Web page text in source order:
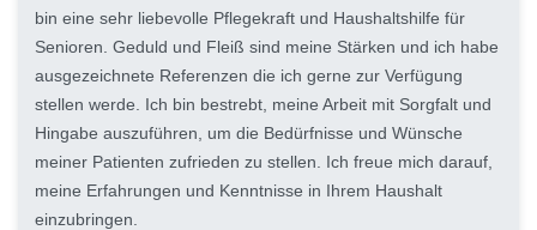
bin eine sehr liebevolle Pflegekraft und Haushaltshilfe für
Senioren. Geduld und Fleiß sind meine Stärken und ich habe
ausgezeichnete Referenzen die ich gerne zur Verfügung
stellen werde. Ich bin bestrebt, meine Arbeit mit Sorgfalt und
Hingabe auszuführen, um die Bedürfnisse und Wünsche
meiner Patienten zufrieden zu stellen. Ich freue mich darauf,
meine Erfahrungen und Kenntnisse in Ihrem Haushalt
einzubringen.